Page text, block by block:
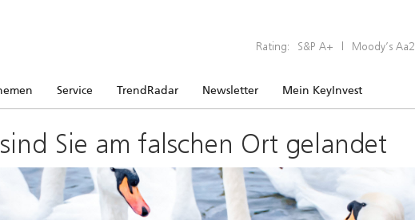
Rating: S&P A+ | Moody’s Aa2
Service TrendRadar Newsletter Mein KeyInvest
Sie am falschen Ort gelandet